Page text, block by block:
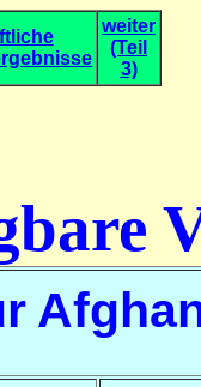
weiter
(Teil
3)